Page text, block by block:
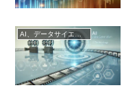
AI、データサイエンス